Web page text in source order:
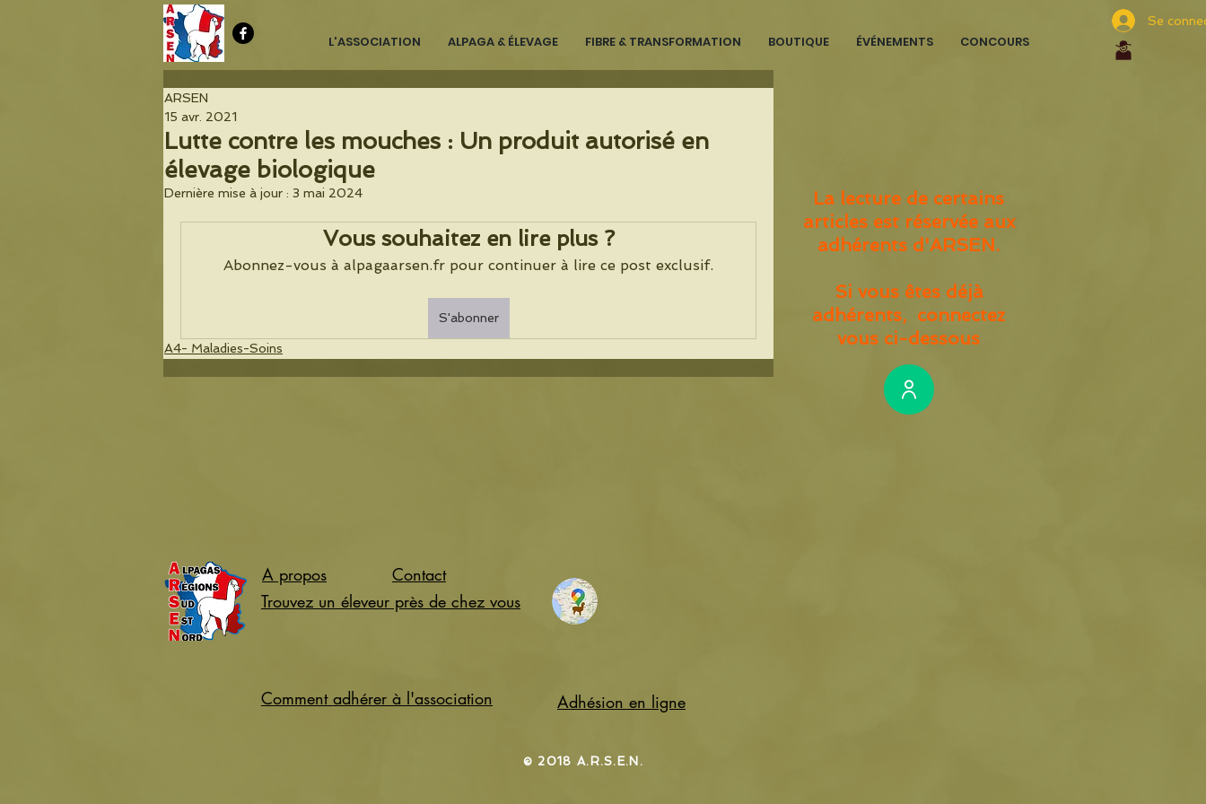
L'ASSOCIATION ALPAGA & ÉLEVAGE FIBRE & TRANSFORMATION BOUTIQUE ÉVÉNEMENTS CONCOURS
Se
Lutte contre les mouches : Un produit autorisé en
élevage biologique
ARSEN
15 avr. 2021
Dernière mise à jour : 3 mai 2024
Vous souhaitez en lire plus ?
Abonnez-vous à alpagaarsen.fr pour continuer à lire ce post exclusif.
S'abonner
A4- Maladies-Soins
La lecture de certains
articles est réservée aux
adhérents d'ARSEN.
Si vous êtes déjà
adhérents, connectez
vous ci-dessous
A propos
Contact
Trouvez un éleveur près de chez vous
Comment adhérer à l'association Adhésion en ligne
​© 2018 A.R.S.E.N.